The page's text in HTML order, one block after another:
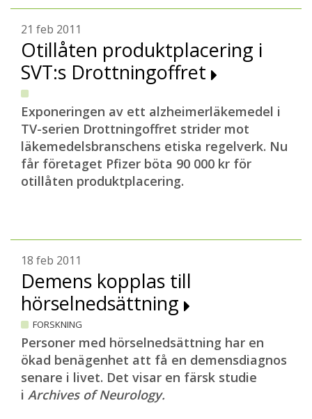
21 feb 2011
Otillåten produktplacering i
SVT:s Drottningoffret
Exponeringen av ett alzheimerläkemedel i
TV-serien Drottningoffret strider mot
läkemedelsbranschens etiska regelverk. Nu
får företaget Pfizer böta 90 000 kr för
otillåten produktplacering.
18 feb 2011
Demens kopplas till
hörselnedsättning
FORSKNING
Personer med hörselnedsättning har en
ökad benägenhet att få en demensdiagnos
senare i livet. Det visar en färsk studie
i Archives of Neurology.